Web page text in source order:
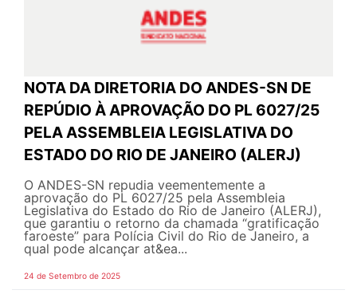
NOTA DA DIRETORIA DO ANDES-SN DE
REPÚDIO À APROVAÇÃO DO PL 6027/25
PELA ASSEMBLEIA LEGISLATIVA DO
ESTADO DO RIO DE JANEIRO (ALERJ)
O ANDES-SN repudia veementemente a
aprovação do PL 6027/25 pela Assembleia
Legislativa do Estado do Rio de Janeiro (ALERJ),
que garantiu o retorno da chamada “gratificação
faroeste” para Polícia Civil do Rio de Janeiro, a
qual pode alcançar at&ea...
24 de Setembro de 2025